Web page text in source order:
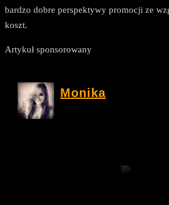
bardzo dobre perspektywy promocji ze
koszt.
Artykuł sponsorowany
Monika